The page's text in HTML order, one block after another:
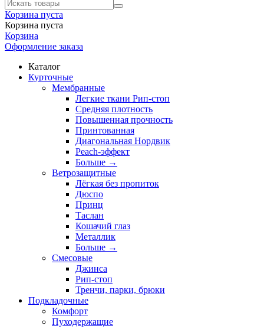
Корзина пуста
Корзина пуста
Корзина
Оформление заказа
Каталог
Курточные
Мембранные
Легкие ткани Рип-стоп
Средняя плотность
Повышенная прочность
Принтованная
Диагональная Нордвик
Peach-эффект
Больше →
Ветрозащитные
Лёгкая без пропиток
Дюспо
Принц
Таслан
Кошачий глаз
Металлик
Больше →
Смесовые
Джинса
Рип-стоп
Тренчи, парки, брюки
Подкладочные
Комфорт
Пуходержащие